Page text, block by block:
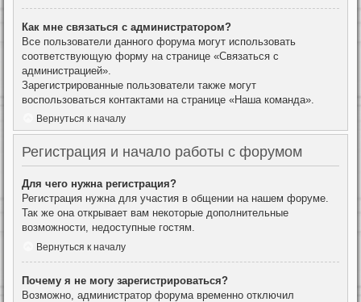
Как мне связаться с администратором?
Все пользователи данного форума могут использовать
соответствующую форму на странице «Связаться с
администрацией».
Зарегистрированные пользователи также могут
воспользоваться контактами на странице «Наша команда».
Вернуться к началу
Регистрация и начало работы с форумом
Для чего нужна регистрация?
Регистрация нужна для участия в общении на нашем форуме.
Так же она открывает вам некоторые дополнительные
возможности, недоступные гостям.
Вернуться к началу
Почему я не могу зарегистрироваться?
Возможно, администратор форума временно отключил